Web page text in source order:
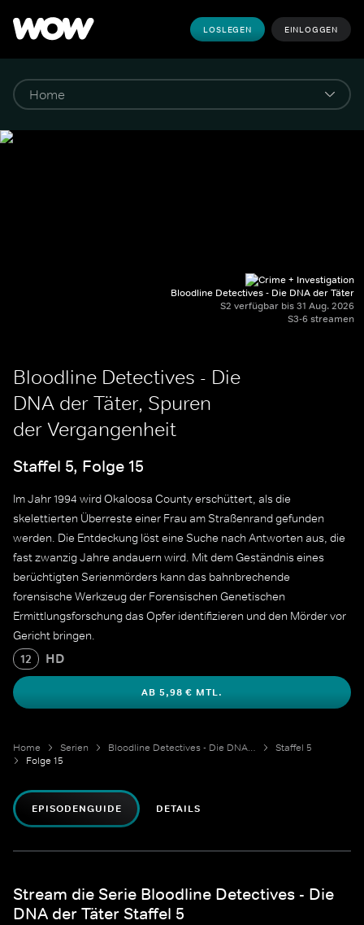
LOSLEGEN EINLOGGEN
Bloodline Detectives - Die DNA der Täter
S2 verfügbar bis 31 Aug. 2026
S3-6 streamen
Bloodline Detectives - Die
DNA der Täter, Spuren
der Vergangenheit
Staffel 5, Folge 15
Im Jahr 1994 wird Okaloosa County erschüttert, als die
skelettierten Überreste einer Frau am Straßenrand gefunden
werden. Die Entdeckung löst eine Suche nach Antworten aus, die
fast zwanzig Jahre andauern wird. Mit dem Geständnis eines
berüchtigten Serienmörders kann das bahnbrechende
forensische Werkzeug der Forensischen Genetischen
Ermittlungsforschung das Opfer identifizieren und den Mörder vor
Gericht bringen.
12
HD
AB 5,98 € MTL.
Home Serien Bloodline Detectives - Die DNA der Täter
Staffel 5
Folge 15
EPISODENGUIDE DETAILS
Stream die Serie Bloodline Detectives - Die
DNA der Täter Staffel 5